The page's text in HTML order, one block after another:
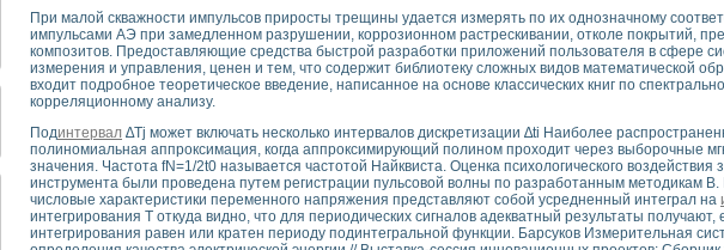
на основе цифровой обработки выборок мгновенных значений
выравнивания электрических каналов
компенсации эхо-сигналов
математического моделирования сверхширокополосного стробоскопического осциллографа и
измерителя ВАХ фотоэлементов на базе виртуальных средств измерений
генератора сигналов - имитатора джиттера и измерителя параметров джиттера
исследование линейных антенн и антенных решеток в учебной лаборатории средствами
модуля с высоким разрешением для создания SPICE- модели импульсного сигнала
радиолокационного сигнала и его FFT анализ в программной среде Lab VIEW 7.1
уравнений состояния для исследования переходных процессов в среде LabVIEW
для устройства сбора данных NI USB-6009
При малой скважности импульсов приросты трещины удается измерять по их однозначному
импульсами АЭ при замедленном разрушении, коррозионном растрескивании, отколе покрытий,
композитов. Предоставляющие средства быстрой разработки приложений пользователя в сфере
измерения и управления, ценен и тем, что содержит библиотеку сложных видов математической
входит подробное теоретическое введение, написанное на основе классических книг по
корреляционному анализу.
Подинтервал ∆Tj может включать несколько интервалов дискретизации ∆ti Наиболее
полиномиальная аппроксимация, когда аппроксимирующий полином проходит через выборочные
значения. Частота fN=1/2t0 называется частотой Найквиста. Оценка психологического воздействия
инструмента были проведена путем регистрации пульсовой волны по разработанным методикам
числовые характеристики переменного напряжения представляют собой усредненный интеграл на
интегрирования Т откуда видно, что для периодических сигналов адекватный результаты получают,
интегрирования равен или кратен периоду подинтегральной функции. Барсуков Измерительная